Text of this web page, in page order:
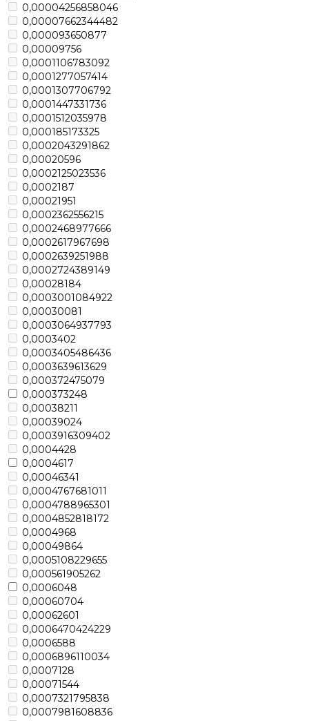
0,00004256858046
0,00007662344482
0,000093650877
0,00009756
0,0001106783092
0,0001277057414
0,0001307706792
0,0001447331736
0,0001512035978
0,000185173325
0,0002043291862
0,00020596
0,0002125023536
0,0002187
0,00021951
0,0002362556215
0,0002468977666
0,0002617967698
0,0002639251988
0,0002724389149
0,00028184
0,0003001084922
0,00030081
0,0003064937793
0,0003402
0,0003405486436
0,0003639613629
0,000372475079
0,000373248
0,00038211
0,00039024
0,0003916309402
0,0004428
0,0004617
0,00046341
0,0004767681011
0,0004788965301
0,0004852818172
0,0004968
0,00049864
0,0005108229655
0,000561905262
0,0006048
0,00060704
0,00062601
0,0006470424229
0,0006588
0,0006896110034
0,0007128
0,00071544
0,0007321795838
0,0007981608836